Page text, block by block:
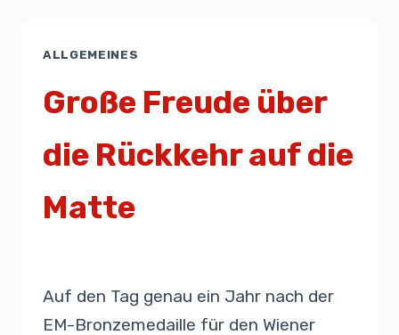
ALLGEMEINES
Große Freude über
die Rückkehr auf die
Matte
Auf den Tag genau ein Jahr nach der
EM-Bronzemedaille für den Wiener